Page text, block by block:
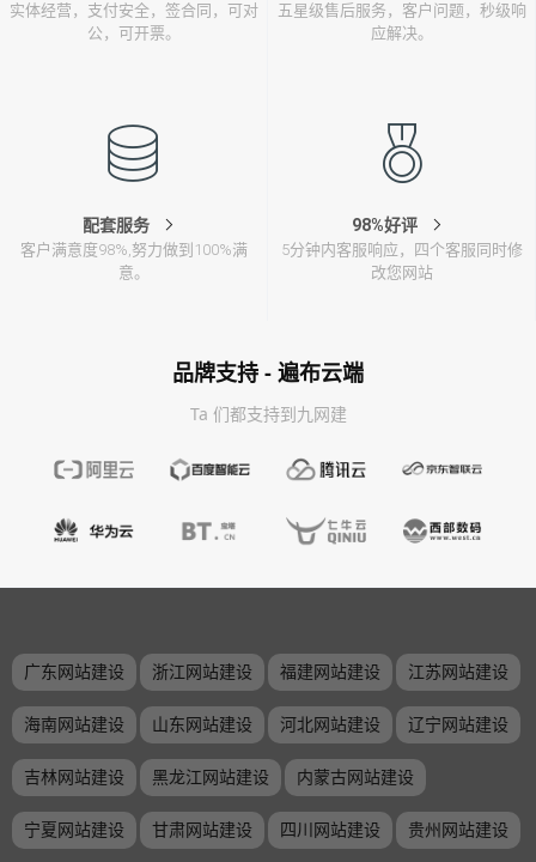
实体经营，支付安全，签合同，可对
公，可开票。
五星级售后服务，客户问题，秒级响
应解决。
配套服务
客户满意度98%,努力做到100%满
意。
98%好评
5分钟内客服响应，四个客服同时修
改您网站
品牌支持 - 遍布云端
Ta 们都支持到九网建
广东网站建设 浙江网站建设 福建网站建设 江苏网站建设
海南网站建设 山东网站建设 河北网站建设 辽宁网站建设
吉林网站建设 黑龙江网站建设 内蒙古网站建设
宁夏网站建设 甘肃网站建设 四川网站建设 贵州网站建设